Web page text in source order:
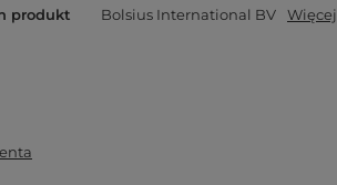
produkt
Bolsius International BV Więcej